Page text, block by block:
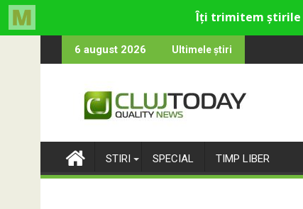
to
6 august 2026 Ultimele știri
cultural și de divertisment din Cluj-Napoca
devine o întrebare
STIRI SPECIAL TIMP LIBER